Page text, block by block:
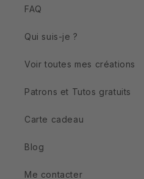
FAQ
Qui suis-je ?
Voir toutes mes créations
Patrons et Tutos gratuits
Carte cadeau
Blog
Me contacter